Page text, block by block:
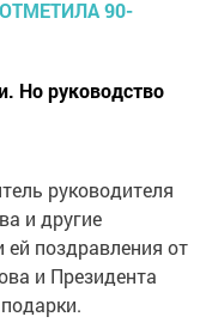
Но руководство
руководителя
и другие
ей поздравления от
и Президента